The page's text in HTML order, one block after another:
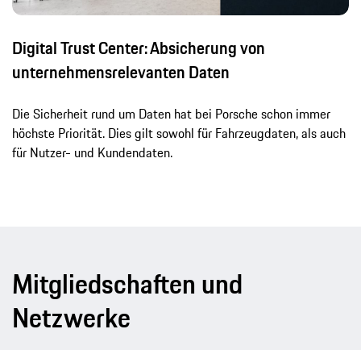
Digital Trust Center: Absicherung von
unternehmensrelevanten Daten
Die Sicherheit rund um Daten hat bei Porsche schon immer
höchste Priorität. Dies gilt sowohl für Fahrzeugdaten, als auch
für Nutzer- und Kundendaten.
Mitgliedschaften und
Netzwerke